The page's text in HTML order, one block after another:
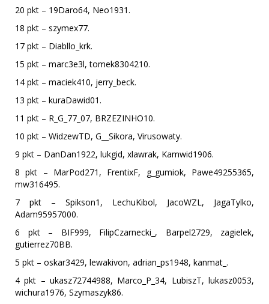
20 pkt – 19Daro64, Neo1931.
18 pkt – szymex77.
17 pkt – Diabllo_krk.
15 pkt – marc3e3l, tomek8304210.
14 pkt – maciek410, jerry_beck.
13 pkt – kuraDawid01.
11 pkt – R_G_77_07, BRZEZINHO10.
10 pkt – WidzewTD, G__Sikora, Virusowaty.
9 pkt – DanDan1922, lukgid, xlawrak, Kamwid1906.
8 pkt – MarPod271, FrentixF, g_gumiok, Pawe49255365,
mw316495.
7 pkt – Spikson1, LechuKibol, JacoWZL, JagaTylko,
Adam95957000.
6 pkt – BIF999, FilipCzarnecki_, Barpel2729, zagielek,
gutierrez70BB.
5 pkt – oskar3429, lewakivon, adrian_ps1948, kanmat_.
4 pkt – ukasz72744988, Marco_P_34, LubiszT, lukasz0053,
wichura1976, Szymaszyk86.